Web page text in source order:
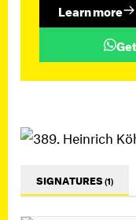
Learn more
SIGNATURES(1)